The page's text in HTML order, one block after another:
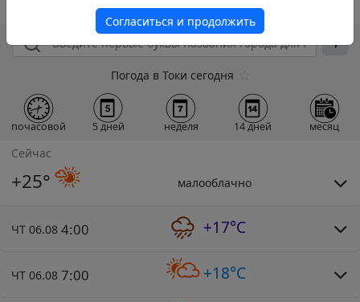
Погода в Токи сегодня
почасовой 5 дней неделя 14 дней месяц
Сейчас
+25° малооблачно
ЧТ 06.08 4:00 +17°C
ЧТ 06.08 7:00 +18°C
Согласиться и продолжить